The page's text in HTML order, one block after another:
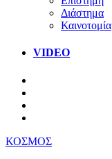
Διάστημα
Καινοτομία
VIDEO
ΚΟΣΜΟΣ